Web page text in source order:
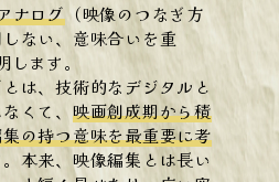
ナログ（映像のつなぎ方
ない、意味合いを重
します。
は、技術的なデジタルと
くて、 映画創成期から積
の持つ意味を最重要に考
本来、映像編集とは長い